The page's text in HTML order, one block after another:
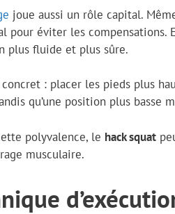
joue aussi un rôle capital.
pour éviter les compensations.
plus fluide et plus sûre.
: placer les pieds plus
qu’une position plus basse
polyvalence, le hack squat
musculaire.